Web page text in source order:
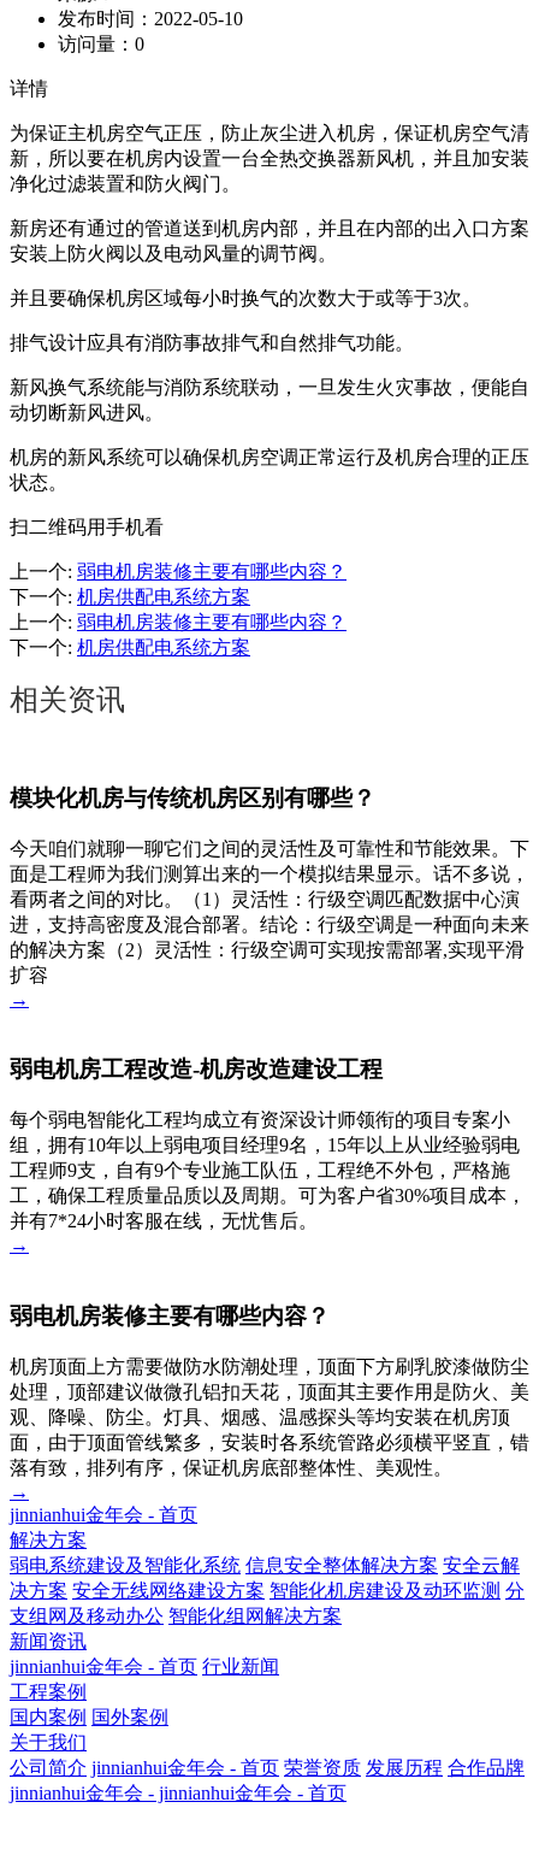
发布时间： 2022-05-10
访问量： 0
详情
为保证主机房空气正压，防止灰尘进入机房，保证机房空气清
新，所以要在机房内设置一台全热交换器新风机，并且加安装
净化过滤装置和防火阀门。
新房还有通过的管道送到机房内部，并且在内部的出入口方案
安装上防火阀以及电动风量的调节阀。
并且要确保机房区域每小时换气的次数大于或等于3次。
排气设计应具有消防事故排气和自然排气功能。
新风换气系统能与消防系统联动，一旦发生火灾事故，便能自
动切断新风进风。
机房的新风系统可以确保机房空调正常运行及机房合理的正压
状态。
扫二维码用手机看
上一个: 弱电机房装修主要有哪些内容？
下一个: 机房供配电系统方案
上一个: 弱电机房装修主要有哪些内容？
下一个: 机房供配电系统方案
相关资讯
模块化机房与传统机房区别有哪些？
今天咱们就聊一聊它们之间的灵活性及可靠性和节能效果。下
面是工程师为我们测算出来的一个模拟结果显示。话不多说，
看两者之间的对比。（1）灵活性：行级空调匹配数据中心演
进，支持高密度及混合部署。结论：行级空调是一种面向未来
的解决方案（2）灵活性：行级空调可实现按需部署,实现平滑
扩容
→
弱电机房工程改造-机房改造建设工程
每个弱电智能化工程均成立有资深设计师领衔的项目专案小
组，拥有10年以上弱电项目经理9名，15年以上从业经验弱电
工程师9支，自有9个专业施工队伍，工程绝不外包，严格施
工，确保工程质量品质以及周期。可为客户省30%项目成本，
并有7*24小时客服在线，无忧售后。
→
弱电机房装修主要有哪些内容？
机房顶面上方需要做防水防潮处理，顶面下方刷乳胶漆做防尘
处理，顶部建议做微孔铝扣天花，顶面其主要作用是防火、美
观、降噪、防尘。灯具、烟感、温感探头等均安装在机房顶
面，由于顶面管线繁多，安装时各系统管路必须横平竖直，错
落有致，排列有序，保证机房底部整体性、美观性。
→
jinnianhui金年会 - 首页
解决方案
弱电系统建设及智能化系统 信息安全整体解决方案 安全云解
决方案 安全无线网络建设方案 智能化机房建设及动环监测 分
支组网及移动办公 智能化组网解决方案
新闻资讯
jinnianhui金年会 - 首页 行业新闻
工程案例
国内案例 国外案例
关于我们
公司简介 jinnianhui金年会 - 首页 荣誉资质 发展历程 合作品牌
jinnianhui金年会 - jinnianhui金年会 - 首页